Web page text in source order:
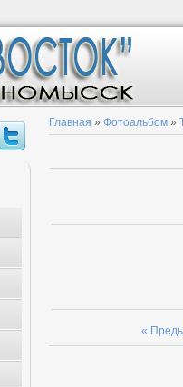
Главная » Фотоальбом »
«